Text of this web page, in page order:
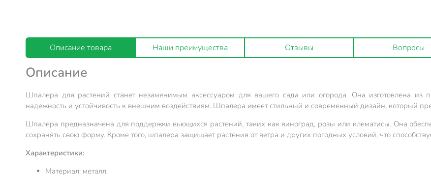
Описание товара Наши преимущества Отзывы Вопросы
Описание
Шпалера для растений станет незаменимым аксессуаром для вашего сада или огорода. Она изготовлена из
надежность и устойчивость к внешним воздействиям. Шпалера имеет стильный и современный дизайн, который
Шпалера предназначена для поддержки вьющихся растений, таких как виноград, розы или клематисы. Она
сохранять свою форму. Кроме того, шпалера защищает растения от ветра и других погодных условий, что
Характеристики:
Материал: металл.